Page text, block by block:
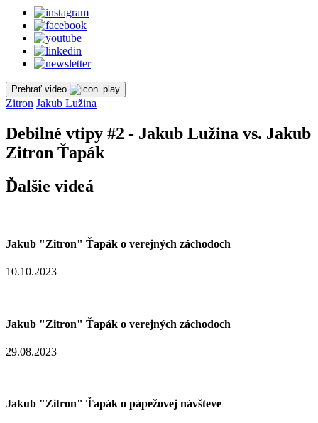
Prehrať video
Zitron Jakub Lužina
Debilné vtipy #2 - Jakub Lužina vs. Jakub
Zitron Ťapák
Ďalšie videá
Jakub "Zitron" Ťapák o verejných záchodoch
10.10.2023
Jakub "Zitron" Ťapák o verejných záchodoch
29.08.2023
Jakub "Zitron" Ťapák o pápežovej návšteve